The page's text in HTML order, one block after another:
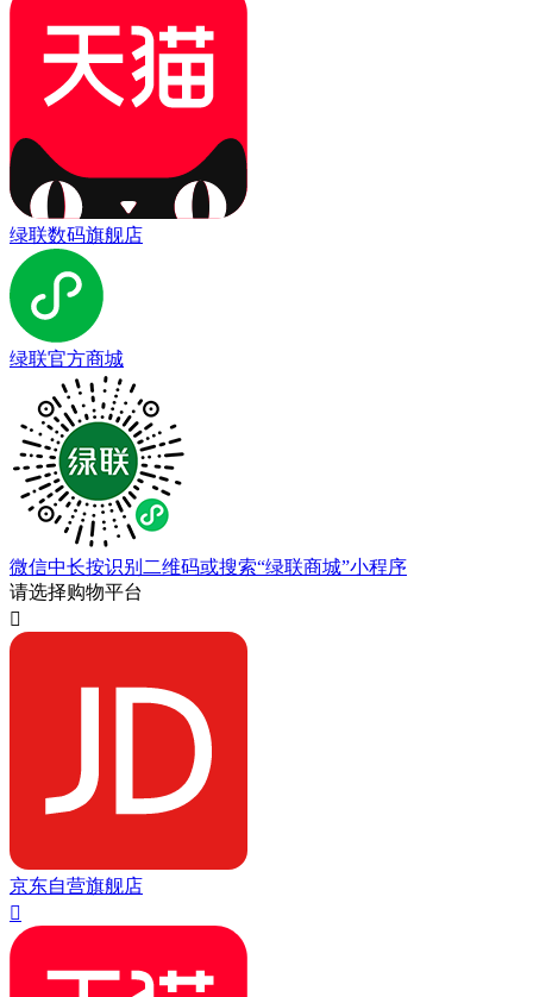
绿联数码旗舰店
绿联官方商城
微信中长按识别二维码或搜索“绿联商城”小程序
请选择购物平台

京东自营旗舰店
